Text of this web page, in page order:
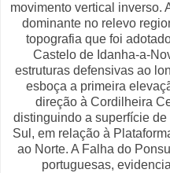
movimento vertical inverso.
dominante no relevo
topografia que foi
Castelo de Idanha-a-
estruturas defensivas ao
esboça a primeira
direção à Cordilheira
distinguindo a superfície
Sul, em relação à
ao Norte. A Falha do
portuguesas,